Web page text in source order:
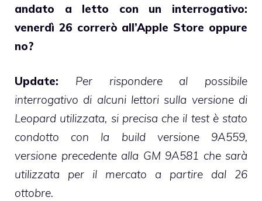
andato a letto con un interrogativo:
venerdì 26 correrò all’Apple Store oppure
no?
Update:
Per rispondere al possibile
interrogativo di alcuni lettori sulla versione di
Leopard utilizzata, si precisa che il test è stato
condotto con la build versione 9A559,
versione precedente alla GM 9A581 che sarà
utilizzata per il mercato a partire dal 26
ottobre.